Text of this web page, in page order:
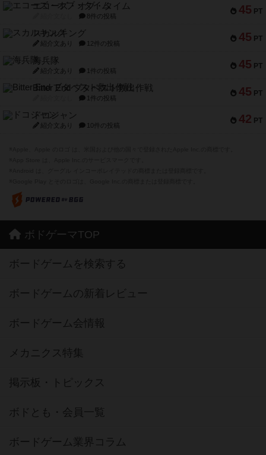
45 PT
エコーズ・オブ・タイム
8件の投稿
45 PT
スカルキング
紹介文あり 12件の投稿
45 PT
海兵隊
紹介文あり 1件の投稿
45 PT
Bitter End ブタペスト救出作戦
1件の投稿
42 PT
ドコジャン
紹介文あり 10件の投稿
ボドゲーマTOP
ボードゲームを検索する
ボードゲームの新着レビュー
ボードゲーム会情報
メカニクス特集
掲示板・トピックス
ボドとも・会員一覧
ボードゲーム業界コラム